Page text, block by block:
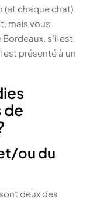
(et chaque chat)
mais vous
s’il est
est présenté à un
de
ou du
deux des